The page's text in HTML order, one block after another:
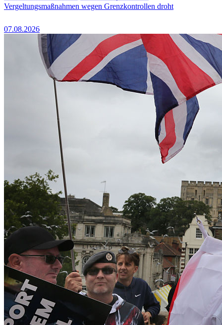
Vergeltungsmaßnahmen wegen Grenzkontrollen droht
07.08.2026